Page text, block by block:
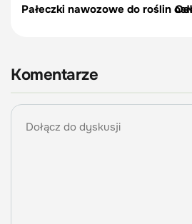
Pałeczki nawozowe do roślin
Komentarze